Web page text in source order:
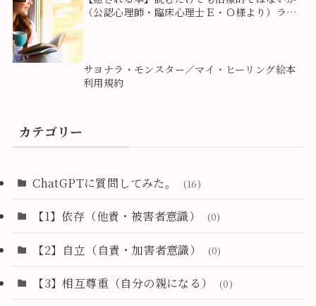
（公認心理師・臨床心理士Ｅ・Ｏ様より）ライ
ティングセラピー
サヨナラ・モンスター／マイ・ヒーリング絵本
利用規約
カテゴリー
ChatGPTに質問してみた。 (16)
【1】依存（他責・被害者意識） (0)
【2】自立（自責・加害者意識） (0)
【3】相互尊重（自分の親になる） (0)